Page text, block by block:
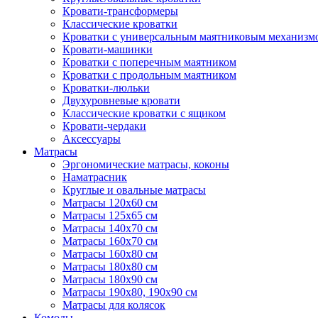
Кровати-трансформеры
Классические кроватки
Кроватки с универсальным маятниковым
Кровати-машинки
Кроватки с поперечным маятником
Кроватки с продольным маятником
Кроватки-люльки
Двухуровневые кровати
Классические кроватки с ящиком
Кровати-чердаки
Аксессуары
Матрасы
Эргономические матрасы, коконы
Наматрасник
Круглые и овальные матрасы
Матрасы 120х60 см
Матрасы 125х65 см
Матрасы 140х70 см
Матрасы 160х70 см
Матрасы 160х80 см
Матрасы 180х80 см
Матрасы 180х90 см
Матрасы 190х80, 190х90 см
Матрасы для колясок